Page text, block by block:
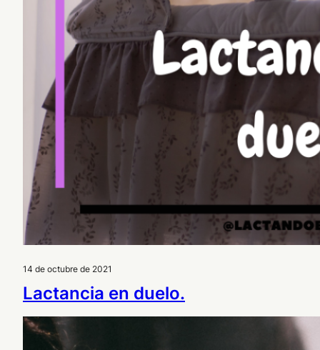
14 de octubre de 2021
Lactancia en duelo.